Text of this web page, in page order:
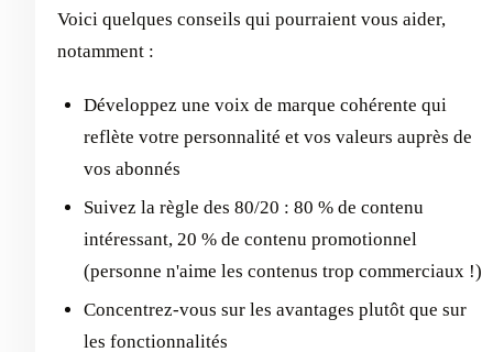
Voici quelques conseils qui pourraient vous aider,
notamment :
Développez une voix de marque cohérente qui
reflète votre personnalité et vos valeurs auprès de
vos abonnés
Suivez la règle des 80/20 : 80 % de contenu
intéressant, 20 % de contenu promotionnel
(personne n'aime les contenus trop commerciaux !)
Concentrez-vous sur les avantages plutôt que sur
les fonctionnalités